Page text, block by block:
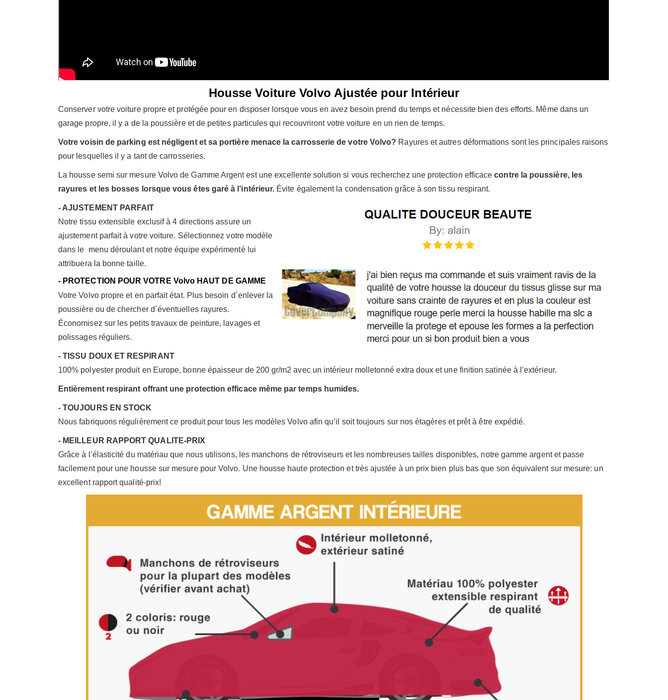
Housse Voiture Volvo Ajustée pour Intérieur
Conserver votre voiture propre et protégée pour en disposer lorsque vous en avez besoin prend du temps et nécessite bien des efforts. Même dans un
garage propre, il y a de la poussière et de petites particules qui recouvriront votre voiture en un rien de temps.
Votre voisin de parking est négligent et sa portière menace la carrosserie de votre Volvo? Rayures et autres déformations sont les principales raisons
pour lesquelles il y a tant de carrosseries.
La housse semi sur mesure Volvo de Gamme Argent est une excellente solution si vous recherchez une protection efficacecontre la poussière, les
rayures et les bosses lorsque vous êtes garé à l’intérieur. Évite également la condensation grâce à son tissu respirant.
- AJUSTEMENT PARFAIT
Notre tissu extensible exclusif à 4 directions assure un
ajustement parfait à votre voiture. Sélectionnez votre modèle
dans le menu déroulant et notre équipe expérimenté lui
attribuera la bonne taille.
- PROTECTION POUR VOTRE Volvo HAUT DE GAMME
Votre Volvo propre et en parfait état. Plus besoin d´enlever la
poussière ou de chercher d´éventuelles rayures.
Économisez sur les petits travaux de peinture, lavages et
polissages réguliers.
- TISSU DOUX ET RESPIRANT
100% polyester produit en Europe, bonne épaisseur de 200 gr/m2 avec un intérieur molletonné extra doux et une finition satinée à l’extérieur.
Entièrement respirant offrant une protection efficace même par temps humides.
- TOUJOURS EN STOCK
Nous fabriquons régulièrement ce produit pour tous les modèles Volvo afin qu’il soit toujours sur nos étagères et prêt à être expédié.
- MEILLEUR RAPPORT QUALITE-PRIX
Grâce à l’élasticité du matériau que nous utilisons, les manchons de rétroviseurs et les nombreuses tailles disponibles, notre gamme argent et passe
facilement pour une housse sur mesure pour Volvo. Une housse haute protection et très ajustée à un prix bien plus bas que son équivalent sur mesure: un
excellent rapport qualité-prix!